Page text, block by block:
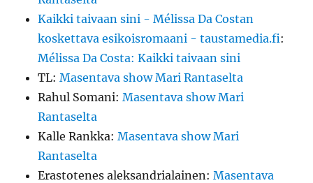
Kaikki taivaan sini - Mélissa Da Costan
koskettava esikoisromaani - taustamedia.fi:
Mélissa Da Costa: Kaikki taivaan sini
TL:Masentava show Mari Rantaselta
Rahul Somani:Masentava show Mari
Rantaselta
Kalle Rankka:Masentava show Mari
Rantaselta
Erastotenes aleksandrialainen:Masentava